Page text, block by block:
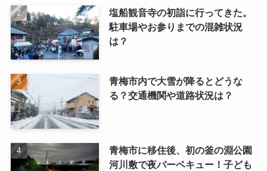
塩船観音寺の初詣に行ってきた。
駐車場やお参りまでの混雑状況
は？
青梅市内で大雪が降るとどうな
る？交通機関や道路状況は？
青梅市に移住後、初の釜の淵公園
河川敷で夜バーベキュー！子ども